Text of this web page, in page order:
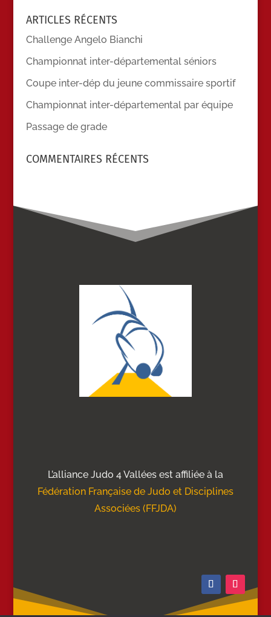
ARTICLES RÉCENTS
Challenge Angelo Bianchi
Championnat inter-départemental séniors
Coupe inter-dép du jeune commissaire sportif
Championnat inter-départemental par équipe
Passage de grade
COMMENTAIRES RÉCENTS
L’alliance Judo 4 Vallées est affiliée à la
Fédération Française de Judo et Disciplines
Associées (FFJDA)